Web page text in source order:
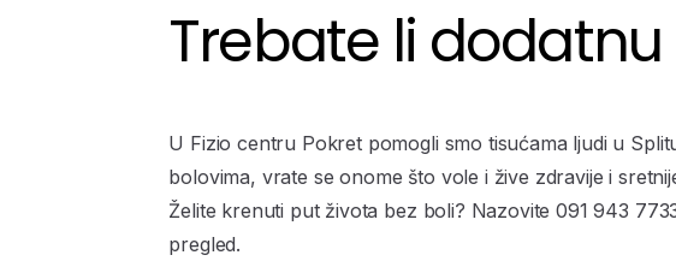
Trebate li
U Fizio centru Pokret pomogli smo tisućama ljudi u
bolovima, vrate se onome što vole i žive zdravije i
Želite krenuti put života bez boli? Nazovite 091 943
pregled.